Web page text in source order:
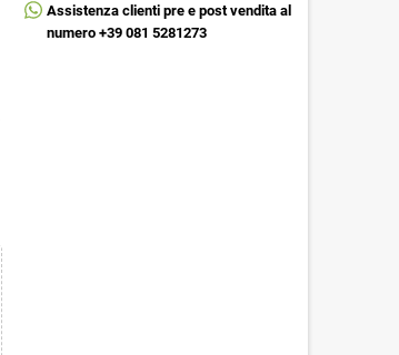
Assistenza clienti pre e post vendita al
numero +39 081 5281273